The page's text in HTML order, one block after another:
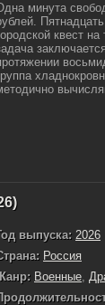
минута
квест
выпуска: 2026
Россия
Военные